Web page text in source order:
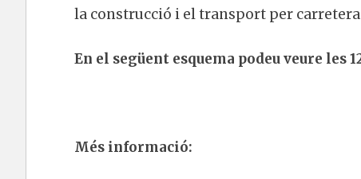
la construcció i el transport per
En el següent esquema podeu veure les
Més informació: